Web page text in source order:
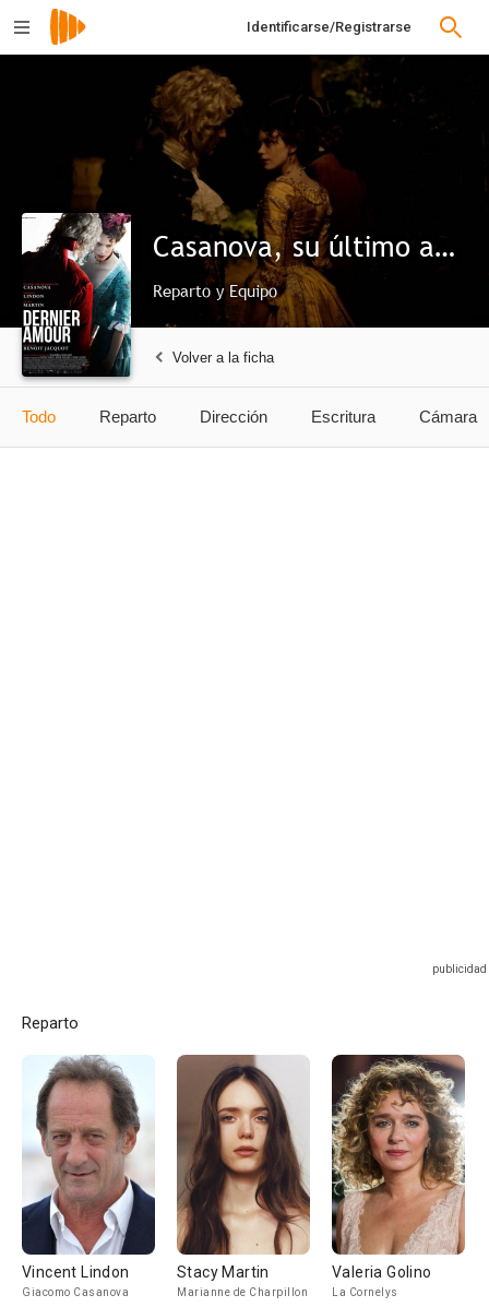
Identificarse/Registrarse
Casanova, su último amor
Reparto y Equipo
Volver a la ficha
Todo Reparto Dirección Escritura Cámara
Reparto
Vincent Lindon
Giacomo Casanova
Stacy Martin
Marianne de Charpillon
Valeria Golino
La Cornelys